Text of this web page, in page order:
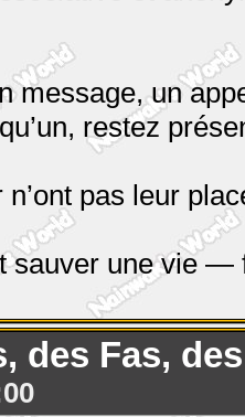
message, un
restez
pas leur
sauver une vie
des Fas,